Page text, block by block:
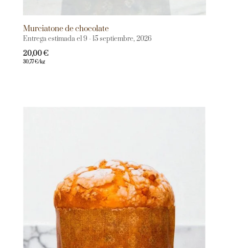
Murciatone de chocolate
Entrega estimada el 9 - 15 septiembre, 2026
20,00€
30,77€/kg